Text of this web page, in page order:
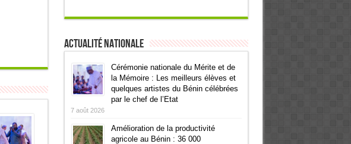
Actualité Nationale
Cérémonie nationale du Mérite et de
la Mémoire : Les meilleurs élèves et
quelques artistes du Bénin célébrées
par le chef de l’Etat
7 août 2026
Amélioration de la productivité
agricole au Bénin : 36 000